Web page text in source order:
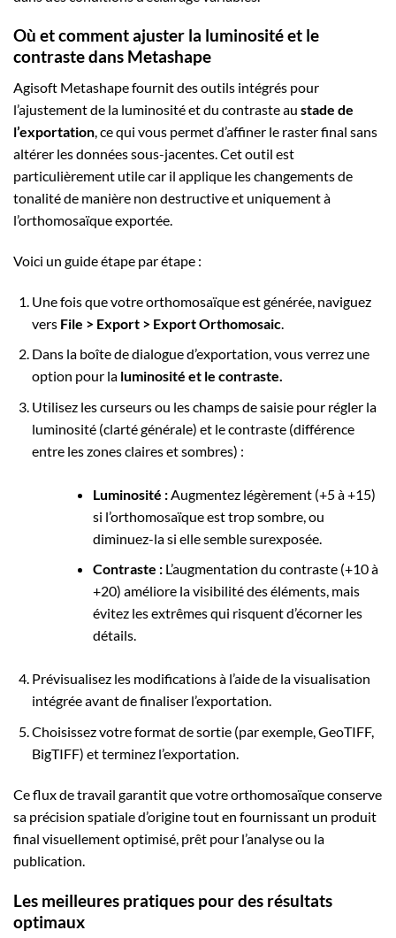
Où et comment ajuster la luminosité et le
contraste dans Metashape
Agisoft Metashape fournit des outils intégrés pour
l’ajustement de la luminosité et du contraste au stade de
l’exportation, ce qui vous permet d’affiner le raster final sans
altérer les données sous-jacentes. Cet outil est
particulièrement utile car il applique les changements de
tonalité de manière non destructive et uniquement à
l’orthomosaïque exportée.
Voici un guide étape par étape :
Une fois que votre orthomosaïque est générée, naviguez
vers File > Export > Export Orthomosaic.
Dans la boîte de dialogue d’exportation, vous verrez une
option pour la luminosité et le contraste.
Utilisez les curseurs ou les champs de saisie pour régler la
luminosité (clarté générale) et le contraste (différence
entre les zones claires et sombres) :
Luminosité :Augmentez légèrement (+5 à +15)
si l’orthomosaïque est trop sombre, ou
diminuez-la si elle semble surexposée.
Contraste :L’augmentation du contraste (+10 à
+20) améliore la visibilité des éléments, mais
évitez les extrêmes qui risquent d’écorner les
détails.
Prévisualisez les modifications à l’aide de la visualisation
intégrée avant de finaliser l’exportation.
Choisissez votre format de sortie (par exemple, GeoTIFF,
BigTIFF) et terminez l’exportation.
Ce flux de travail garantit que votre orthomosaïque conserve
sa précision spatiale d’origine tout en fournissant un produit
final visuellement optimisé, prêt pour l’analyse ou la
publication.
Les meilleures pratiques pour des résultats
optimaux